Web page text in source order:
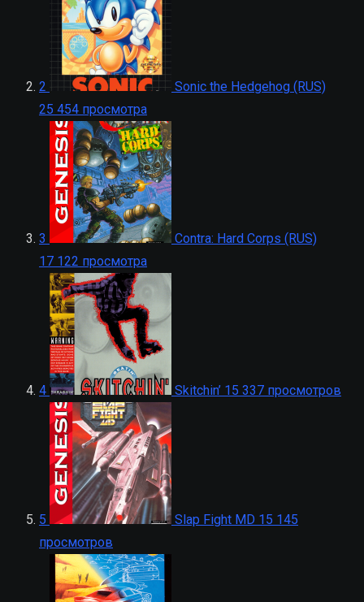
2
Sonic the Hedgehog (RUS)
25 454 просмотра
3
Contra: Hard Corps (RUS)
17 122 просмотра
4 Skitchin’ 15 337 просмотров
5 Slap Fight MD 15 145
просмотров